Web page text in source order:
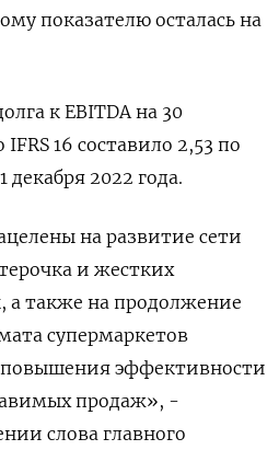
показателю осталась на
к EBITDA на 30
16 составило 2,53 по
декабря 2022 года.
на развитие сети
и жестких
а также на продолжение
супермаркетов
повышения эффективности
продаж», -
слова главного